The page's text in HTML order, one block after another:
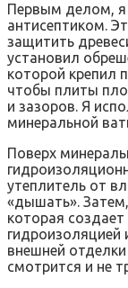
Первым делом, я
антисептиком.
защитить
установил
которой крепил
чтобы плиты
и зазоров. Я
минеральной
Поверх
утеплитель от
«дышать».
которая
гидроизоляцией
внешней
смотрится и не